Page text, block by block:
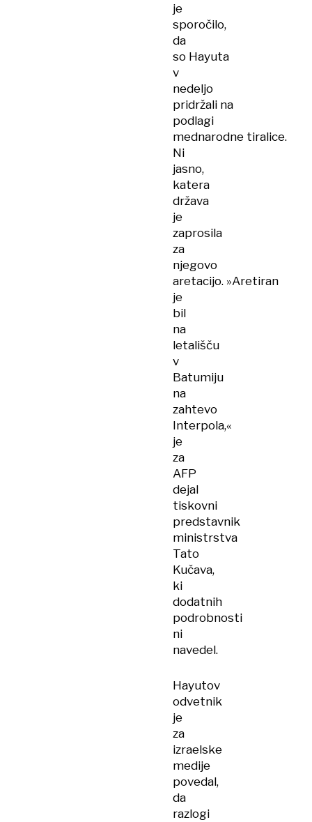
je
sporočilo,
da
so Hayuta
v
nedeljo
pridržali na
podlagi
mednarodne tiralice.
Ni
jasno,
katera
država
je
zaprosila
za
njegovo
aretacijo. »Aretiran
je
bil
na
letališču
v
Batumiju
na
zahtevo
Interpola,«
je
za
AFP
dejal
tiskovni
predstavnik
ministrstva
Tato
Kučava,
ki
dodatnih
podrobnosti
ni
navedel.
Hayutov
odvetnik
je
za
izraelske
medije
povedal,
da
razlogi